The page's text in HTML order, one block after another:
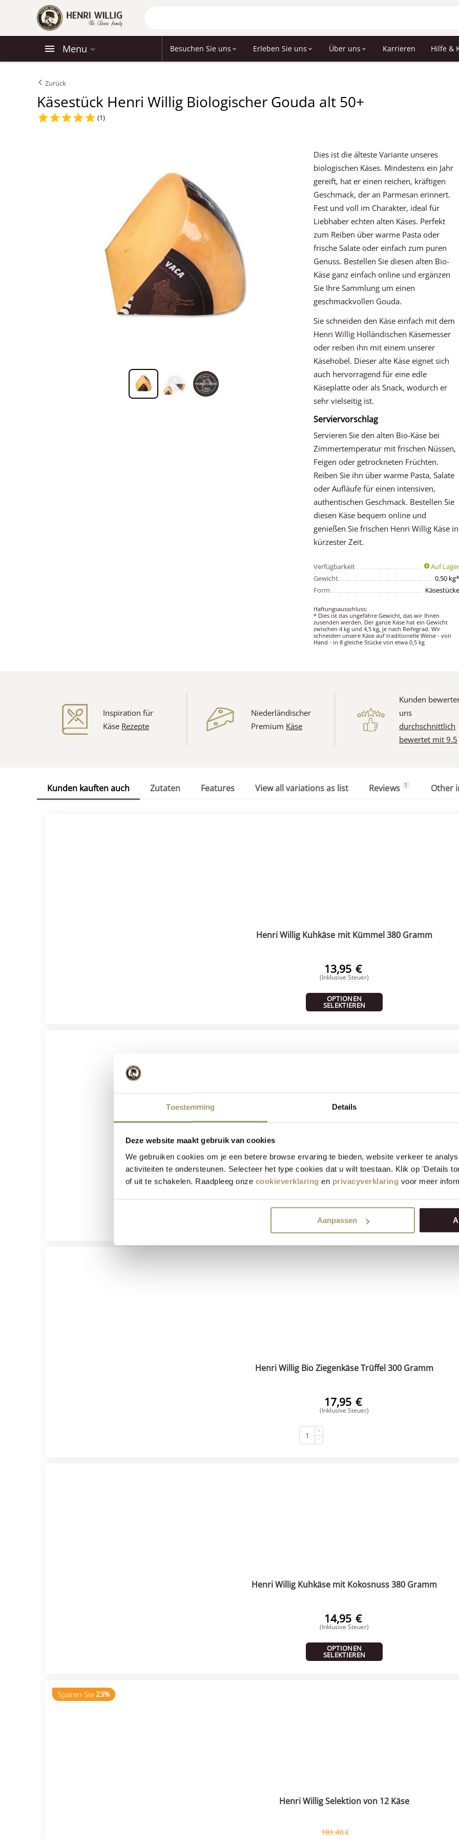
Toestemming Details
Deze website maakt gebruik van cookies
We gebruiken cookies om je een betere browse ervaring te bieden, website verkeer te
activiteiten te ondersteunen. Selecteer het type cookies dat u wilt toestaan. Klik op 'Details
of uit te schakelen. Raadpleeg onze cookieverklaring en privacyverklaring voor meer
Aanpassen
Menu Besuchen Sie uns Erleben Sie uns Über uns Karrieren Hilfe &
Zurück
Käsestück Henri Willig Biologischer Gouda alt 50+
(1)
Dies ist die älteste Variante unseres
biologischen Käses. Mindestens ein Jahr
gereift, hat er einen reichen, kräftigen
Geschmack, der an Parmesan erinnert.
Fest und voll im Charakter, ideal für
Liebhaber echten alten Käses. Perfekt
zum Reiben über warme Pasta oder
frische Salate oder einfach zum puren
Genuss. Bestellen Sie diesen alten Bio-
Käse ganz einfach online und ergänzen
Sie Ihre Sammlung um einen
geschmackvollen Gouda.
Sie schneiden den Käse einfach mit dem
Henri Willig Holländischen Käsemesser
oder reiben ihn mit einem unserer
Käsehobel. Dieser alte Käse eignet sich
auch hervorragend für eine edle
Käseplatte oder als Snack, wodurch er
sehr vielseitig ist.
Serviervorschlag
Servieren Sie den alten Bio-Käse bei
Zimmertemperatur mit frischen Nüssen,
Feigen oder getrockneten Früchten.
Reiben Sie ihn über warme Pasta, Salate
oder Aufläufe für einen intensiven,
authentischen Geschmack. Bestellen Sie
diesen Käse bequem online und
genießen Sie frischen Henri Willig Käse in
kürzester Zeit.
Verfügbarkeit
Auf Lager
Gewicht
0.50 kg*
Form
Käsestücke
Haftungsausschluss:
* Dies ist das ungefähre Gewicht, das wir Ihnen
zusenden werden. Der ganze Käse hat ein Gewicht
zwischen 4 kg und 4,5 kg, je nach Reifegrad. Wir
schneiden unsere Käse auf traditionelle Weise - von
Hand - in 8 gleiche Stücke von etwa 0,5 kg
Inspiration für
Käse Rezepte
Niederländischer
Premium Käse
Kunden
uns
durchschnittlich
bewertet mit 9.5
Kunden kauften auch Zutaten Features View all variations as list Reviews 1 Other
Henri Willig Kuhkäse mit Kümmel 380 Gramm
13,95 €
(Inklusive Steuer)
OPTIONEN
SELEKTIEREN
Henri Willig Ziegenkäse mit Lavendel 300 Gramm
16,95 €
−
KAUFEN
Henri Willig Bio Ziegenkäse Trüffel 300 Gramm
17,95 €
(Inklusive Steuer)
+
−
Henri Willig Kuhkäse mit Kokosnuss 380 Gramm
14,95 €
(Inklusive Steuer)
OPTIONEN
SELEKTIEREN
Sparen Sie23%
Henri Willig Selektion von 12 Käse
181,40€